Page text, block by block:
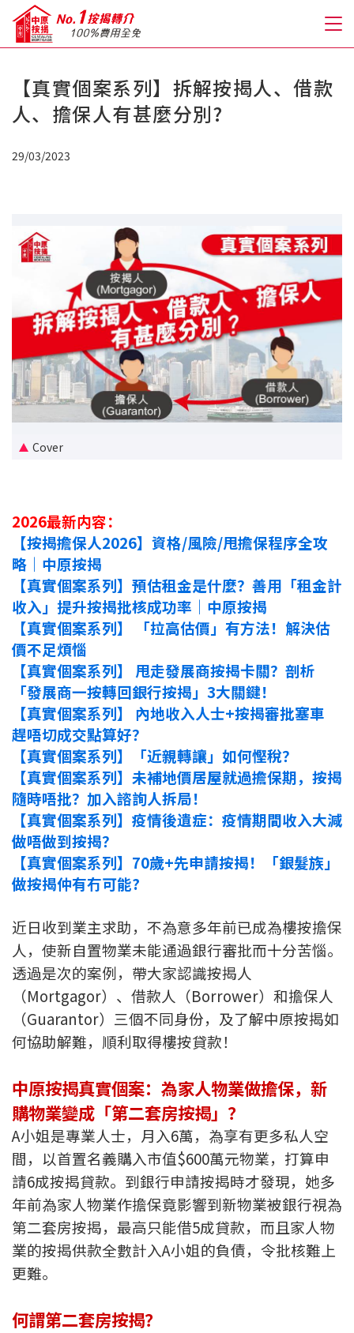
關於我們
免費開戶轉介服務
新盤優越按揭優惠
中原按揭標籤優惠
推薦齊齊友賞
按揭計算
轉按計算
置業預算
供款年期計算
工商舖按揭計算
印花稅計算
免費物業估價
下載中心
按揭全面睇
新聞/研究
公司動態
按市新聞
統計數據庫
按揭快趣智識
按揭智庫
樓按專欄
按揭百科
實時銀行資訊
裝修·保險優惠
免費裝修轉介服務
裝修設計專欄
【真實個案系列】拆解按揭人、借款
人、擔保人有甚麼分別?
29/03/2023
Cover
2026最新内容：
【按揭擔保人2026】資格/風險/甩擔保程序全攻
略｜中原按揭
【真實個案系列】預估租金是什麼？善用「租金計
收入」提升按揭批核成功率｜中原按揭
【真實個案系列】 「拉高估價」有方法！解決估
價不足煩惱
【真實個案系列】 甩走發展商按揭卡關？剖析
「發展商一按轉回銀行按揭」3大關鍵！
【真實個案系列】 內地收入人士+按揭審批塞車
趕唔切成交點算好？
【真實個案系列】「近親轉讓」如何慳稅？
【真實個案系列】未補地價居屋就過擔保期，按揭
隨時唔批？加入諮詢人拆局！
【真實個案系列】疫情後遺症：疫情期間收入大減
做唔做到按揭？
【真實個案系列】70歲+先申請按揭！「銀髮族」
做按揭仲有冇可能?
近日收到業主求助，不為意多年前已成為樓按擔保
人，使新自置物業未能通過銀行審批而十分苦惱。
透過是次的案例，帶大家認識按揭人
（Mortgagor）、借款人（Borrower）和擔保人
（Guarantor）三個不同身份，及了解中原按揭如
何協助解難，順利取得樓按貸款！
中原按揭真實個案：為家人物業做擔保，新
購物業變成「第二套房按揭」？
A小姐是專業人士，月入6萬，為享有更多私人空
間，以首置名義購入市值$600萬元物業，打算申
請6成按揭貸款。到銀行申請按揭時才發現，她多
年前為家人物業作擔保竟影響到新物業被銀行視為
第二套房按揭，最高只能借5成貸款，而且家人物
業的按揭供款全數計入A小姐的負債，令批核難上
更難。
何謂第二套房按揭？